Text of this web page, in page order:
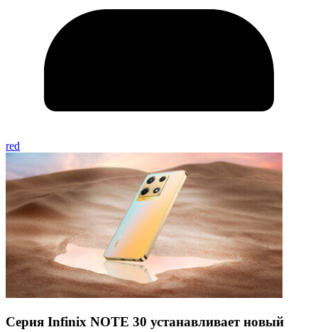
red
Серия Infinix NOTE 30 устанавливает новый